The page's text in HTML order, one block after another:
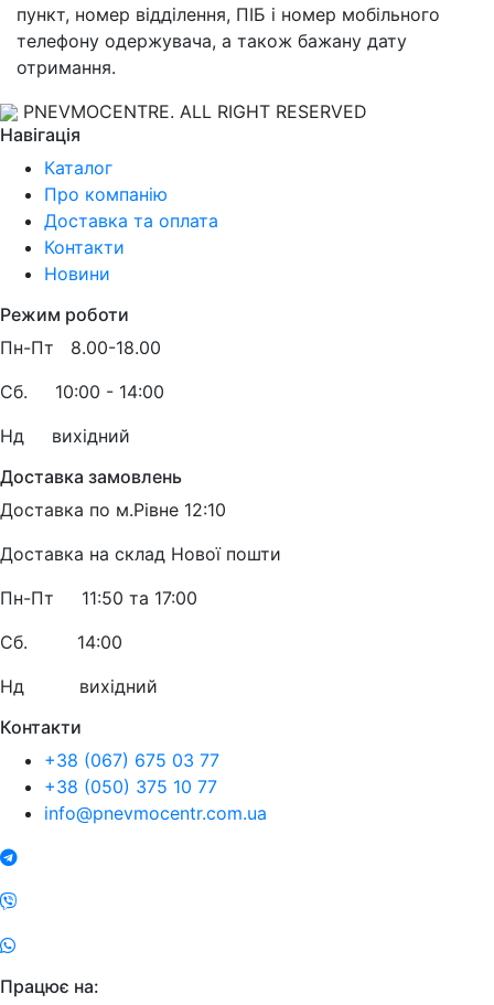
пункт, номер відділення, ПІБ і номер мобільного
телефону одержувача, а також бажану дату
отримання.
PNEVMOCENTRE. ALL RIGHT RESERVED
Навігація
Каталог
Про компанію
Доставка та оплата
Контакти
Новини
Режим роботи
Пн-Пт 8.00-18.00
Сб. 10:00 - 14:00
Нд вихідний
Доставка замовлень
Доставка по м.Рівне 12:10
Доставка на склад Нової пошти
Пн-Пт 11:50 та 17:00
Сб. 14:00
Нд вихідний
Контакти
+38 (067) 675 03 77
+38 (050) 375 10 77
info@pnevmocentr.com.ua
Працює на: